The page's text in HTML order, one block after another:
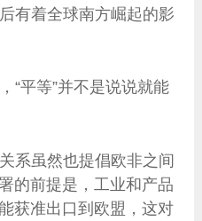
有着全球南方崛起的影
“平等”并不是说说就能
系虽然也提倡欧非之间
的前提是，工业和产品
获准出口到欧盟，这对